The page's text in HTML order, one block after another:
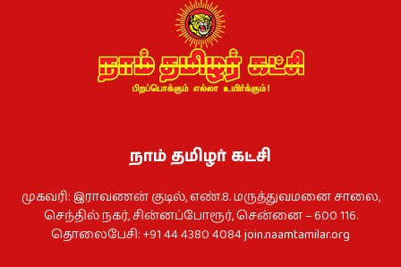
நாம் தமிழர் கட்சி
முகவரி: இராவணன் குடில், எண்.8. மருத்துவமனை சாலை,
செந்தில் நகர், சின்னப்போரூர், சென்னை – 600 116.
தொலைபேசி: +91 44 4380 4084join.naamtamilar.org